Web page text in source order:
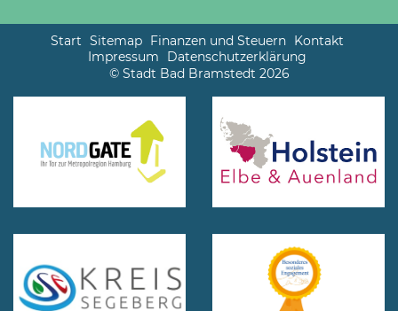
Start Sitemap Finanzen und Steuern Kontakt
Impressum
Datenschutzerklärung
© Stadt Bad Bramstedt 2026